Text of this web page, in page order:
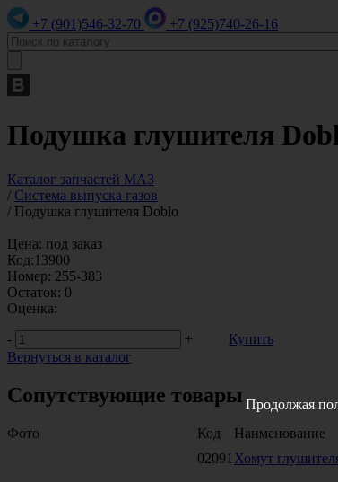
+7 (901)546-32-70 +7 (925)740-26-16
Подушка глушителя
Каталог запчастей МАЗ
/ Система выпуска газов
/ Подушка глушителя Doblo
Цена: под заказ
Код:13900
Номер: 255-383
Остаток: 0
Оценка:
-
+
Купить
Вернуться в каталог
Сопутствующие товары
Фото Код Наименование
02091 Хомут
Продолжая